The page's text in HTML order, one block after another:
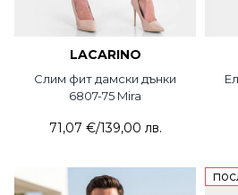
LACARINO
Слим фит дамски дънки
6807-75 Mira
71,07 €/139,00 лв.